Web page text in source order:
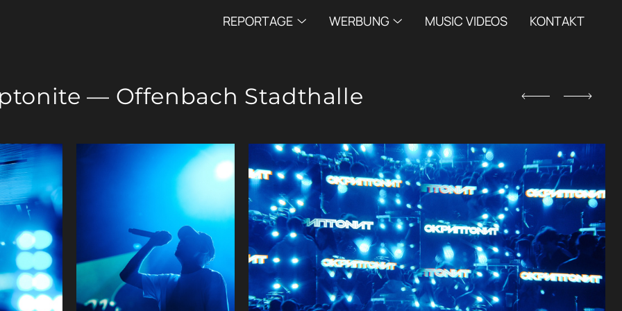
REPORTAGE WERBUNG MUSIC VIDEOS KONTAKT
— Offenbach Stadthalle